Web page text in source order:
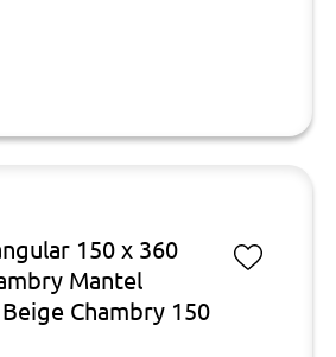
150 x 360
Mantel
Chambry 150